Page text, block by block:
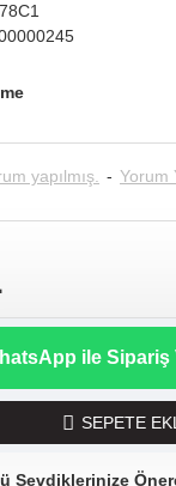
yapılmış. - Yorum
ile Sipariş
SEPETE
Sevdiklerinize